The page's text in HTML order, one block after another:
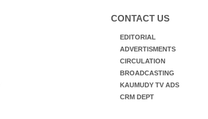
CONTACT US
EDITORIAL
ADVERTISMENTS
CIRCULATION
BROADCASTING
KAUMUDY TV ADS
CRM DEPT